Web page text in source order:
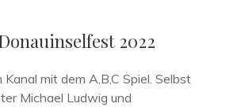
2022
mit dem A,B,C Spiel. Selbst
Michael Ludwig und